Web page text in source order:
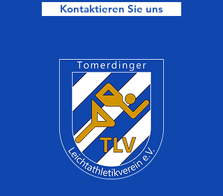
Kontaktieren Sie uns